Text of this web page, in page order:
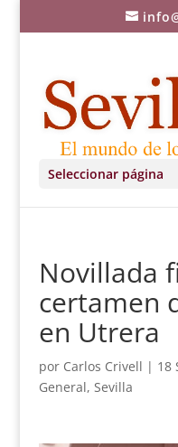
Seleccionar página
Novillada
certamen
en Utrera
por Carlos Crivell | 18
General, Sevilla